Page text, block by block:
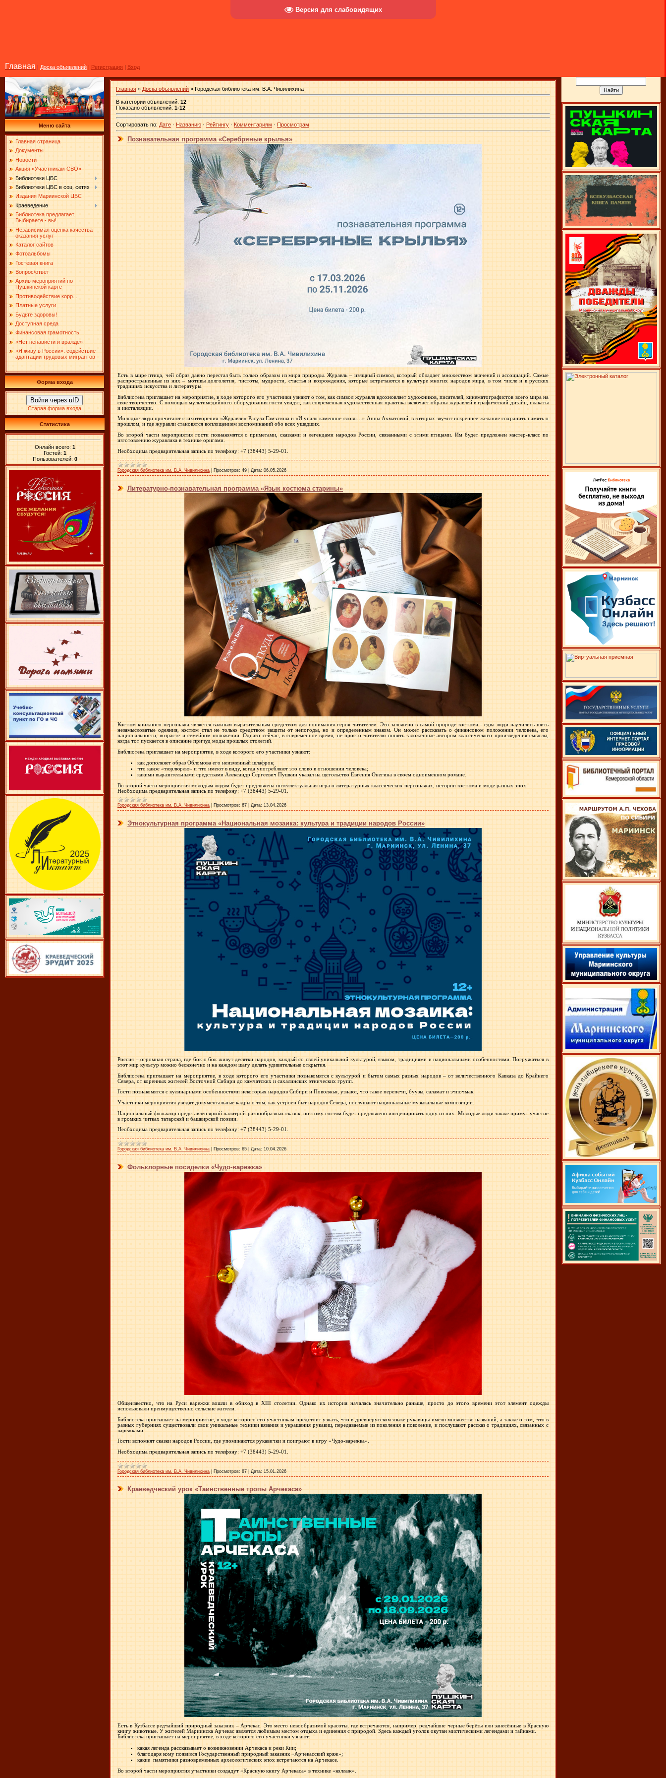
Версия для слабовидящих
Главная | Доска объявлений | Регистрация | Вход
Меню сайта
Главная страница
Документы
Новости
Акция «Участникам СВО»
Библиотеки ЦБС
Библиотеки ЦБС в соц. сетях
Издания Мариинской ЦБС
Краеведение
Библиотека предлагает.
Выбираете - вы!
Независимая оценка качества
оказания услуг
Каталог сайтов
Фотоальбомы
Гостевая книга
Вопрос/ответ
Архив мероприятий по
Пушкинской карте
Противодействие корр...
Платные услуги
Будьте здоровы!
Доступная среда
Финансовая грамотность
«Нет ненависти и вражде»
«Я живу в России»: содействие
адаптации трудовых мигрантов
Форма входа
Войти через uID
Старая форма входа
Статистика
Онлайн всего: 1
Гостей: 1
Пользователей: 0
Главная » Доска объявлений » Городская библиотека им. В.А. Чивилихина
В категории объявлений: 12
Показано объявлений: 1-12
Сортировать по: Дате · Названию · Рейтингу · Комментариям · Просмотрам
Познавательная программа «Серебряные крылья»
Есть в мире птица, чей образ давно перестал быть только образом из мира природы. Журавль – изящный символ, который обладает множеством значений и ассоциаций. Самые
распространенные из них – мотивы долголетия, чистоты, мудрости, счастья и возрождения, которые встречаются в культуре многих народов мира, в том числе и в русских
традициях искусства и литературы.
Библиотека приглашает на мероприятие, в ходе которого его участники узнают о том, как символ журавля вдохновляет художников, писателей, кинематографистов всего мира на
свое творчество. С помощью мультимедийного оборудования гости увидят, как современная художественная практика включает образы журавлей в графический дизайн, плакаты
и инсталляции.
Молодые люди прочитают стихотворения «Журавли» Расула Гамзатова и «И упало каменное слово…» Анны Ахматовой, в которых звучит искреннее желание сохранить память о
прошлом, и где журавли становятся воплощением воспоминаний обо всех ушедших.
Во второй части мероприятия гости познакомятся с приметами, сказками и легендами народов России, связанными с этими птицами. Им будет предложен мастер-класс по
изготовлению журавлика в технике оригами.
Необходима предварительная запись по телефону: +7 (38443) 5-29-01.
Городская библиотека им. В.А. Чивилихина Просмотров: 49 Дата: 06.05.2026
Литературно-познавательная программа «Язык костюма старины»
Костюм книжного персонажа является важным выразительным средством для понимания героя читателем. Это заложено в самой природе костюма - едва люди научились шить
незамысловатые одеяния, костюм стал не только средством защиты от непогоды, но и определенным знаком. Он может рассказать о финансовом положении человека, его
национальности, возрасте и семейном положении. Однако сейчас, в современное время, не просто читателю понять заложенные автором классического произведения смыслы,
когда тот пускается в описание причуд моды прошлых столетий.
Библиотека приглашает на мероприятие, в ходе которого его участники узнают:
как дополняет образ Обломова его неизменный шлафрок;
что какое «тюрлюрлю» и что имеют в виду, когда употребляют это слово в отношении человека;
какими выразительными средствами Александр Сергеевич Пушкин указал на щегольство Евгения Онегина в своем одноименном романе.
Во второй части мероприятия молодым людям будет предложена интеллектуальная игра о литературных классических персонажах, истории костюма и моде разных эпох.
Необходима предварительная запись по телефону: +7 (38443) 5-29-01.
Городская библиотека им. В.А. Чивилихина Просмотров: 67 Дата: 13.04.2026
Этнокультурная программа «Национальная мозаика: культура и традиции народов России»
Россия – огромная страна, где бок о бок живут десятки народов, каждый со своей уникальной культурой, языком, традициями и национальными особенностями. Погружаться в
этот мир культур можно бесконечно и на каждом шагу делать удивительные открытия.
Библиотека приглашает на мероприятие, в ходе которого его участники познакомятся с культурой и бытом самых разных народов – от величественного Кавказа до Крайнего
Севера, от коренных жителей Восточной Сибири до камчатских и сахалинских этнических групп.
Гости познакомятся с кулинарными особенностями некоторых народов Сибири и Поволжья, узнают, что такое перепечи, буузы, саламат и эчпочмак.
Участники мероприятия увидят документальные кадры о том, как устроен быт народов Севера, послушают национальные музыкальные композиции.
Национальный фольклор представлен яркой палитрой разнообразных сказок, поэтому гостям будет предложено инсценировать одну из них. Молодые люди также примут участие
в громких читках татарской и башкирской поэзии.
Необходима предварительная запись по телефону: +7 (38443) 5-29-01.
Городская библиотека им. В.А. Чивилихина Просмотров: 65 Дата: 10.04.2026
Фольклорные посиделки «Чудо-варежка»
Общеизвестно, что на Руси варежки вошли в обиход в XIII столетии. Однако их история началась значительно раньше, просто до этого времени этот элемент одежды
использовали преимущественно сельские жители.
Библиотека приглашает на мероприятие, в ходе которого его участникам предстоит узнать, что в древнерусском языке рукавицы имели множество названий, а также о том, что в
разных губерниях существовали свои уникальные техники вязания и украшения рукавиц, передаваемые из поколения в поколение, и послушают рассказ о традициях, связанных с
варежками.
Гости вспомнят сказки народов России, где упоминаются рукавички и поиграют в игру «Чудо-варежка».
Необходима предварительная запись по телефону: +7 (38443) 5-29-01.
Городская библиотека им. В.А. Чивилихина Просмотров: 87 Дата: 15.01.2026
Краеведческий урок «Таинственные тропы Арчекаса»
Есть в Кузбассе редчайший природный заказник – Арчекас. Это место невообразимой красоты, где встречаются, например, редчайшие черные берёзы или занесённые в Красную
книгу животные. У жителей Мариинска Арчекас является любимым местом отдыха и единения с природой. Здесь каждый уголок окутан мистическими легендами и тайнами.
Библиотека приглашает на мероприятие, в ходе которого его участники узнают:
какая легенда рассказывает о возникновении Арчекаса и реки Кии;
благодаря кому появился Государственный природный заказник «Арчекасский кряж»;
какие памятники разновременных археологических эпох встречаются на Арчекасе.
Во второй части мероприятия участники создадут «Красную книгу Арчекаса» в технике «коллаж».